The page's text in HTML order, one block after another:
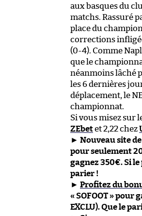
aux basques du
matchs. Rassuré
place du
corrections
(0-4). Comme
que le
néanmoins lâché
les 6 dernières
déplacement, le
championnat.
Si vous misez sur
ZEbetet 2,22 chez
► Nouveau site
pour seulement
gagnez 350€. Si
parier !
► Profitez du
« SOFOOT » pour
EXCLU). Que le